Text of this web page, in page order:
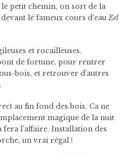
petit chemin, on sort de la
le fameux cours d’eauEel
et rocailleuses.
de fortune, pour rentrer
bois, et retrouver d’autres
au fin fond des bois. Ca ne
magique de la nuit
fera l’affaire. Installation des
un vrai régal !